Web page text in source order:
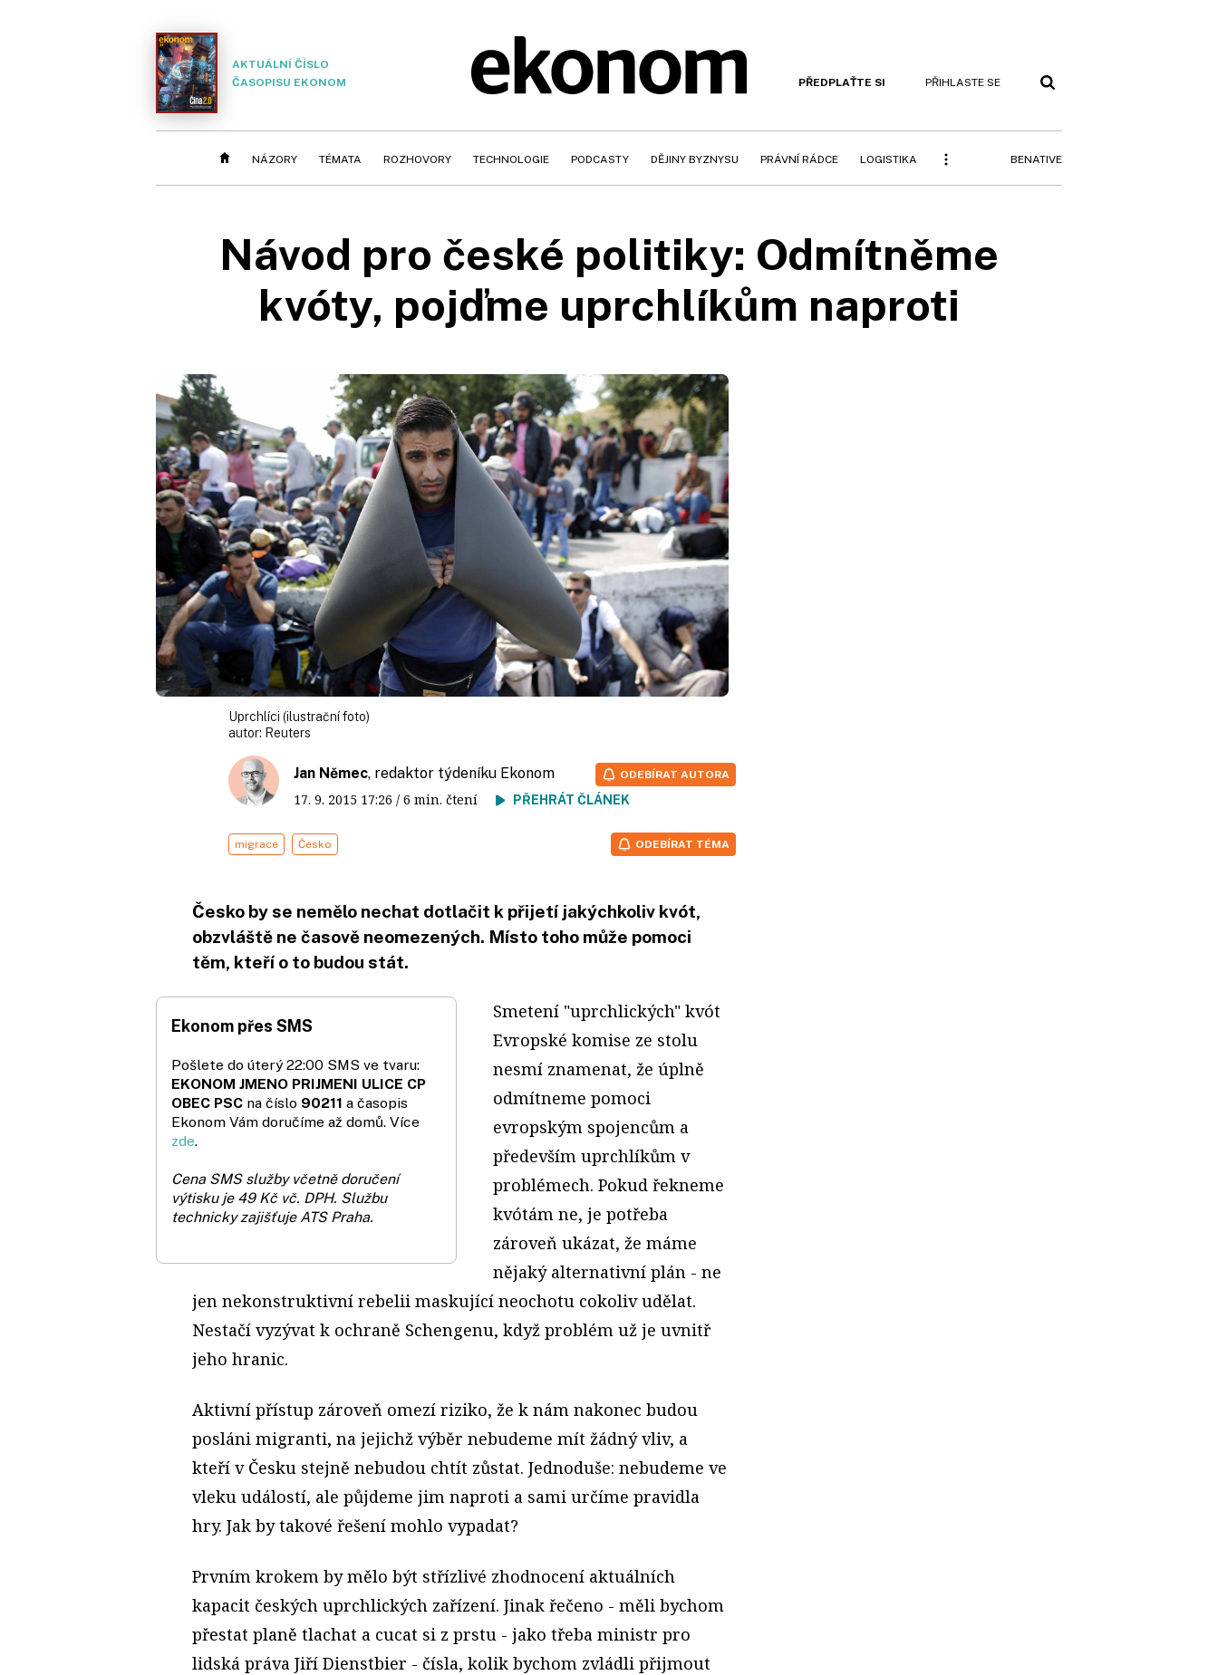
AKTUÁLNÍ ČÍSLO
ČASOPISU EKONOM
PŘEDPLAŤTE SI PŘIHLASTE SE
NÁZORY TÉMATA ROZHOVORY TECHNOLOGIE PODCASTY DĚJINY BYZNYSU PRÁVNÍ RÁDCE LOGISTIKA BENATIVE
Návod pro české politiky: Odmítněme
kvóty, pojďme uprchlíkům naproti
Uprchlíci (ilustrační foto)
autor: Reuters
Jan Němec, redaktor týdeníku Ekonom
17. 9. 2015 17:26 / 6 min. čtení PŘEHRÁT ČLÁNEK
ODEBÍRAT AUTORA
migrace Česko ODEBÍRAT TÉMA
Česko by se nemělo nechat dotlačit k přijetí jakýchkoliv kvót,
obzvláště ne časově neomezených. Místo toho může pomoci
těm, kteří o to budou stát.
Ekonom přes SMS
Pošlete do úterý 22:00 SMS ve tvaru:
EKONOM JMENO PRIJMENI ULICE CP
OBEC PSC na číslo 90211 a časopis
Ekonom Vám doručíme až domů. Více
zde.
Cena SMS služby včetně doručení
výtisku je 49 Kč vč. DPH. Službu
technicky zajišťuje ATS Praha.
Smetení "uprchlických" kvót
Evropské komise ze stolu
nesmí znamenat, že úplně
odmítneme pomoci
evropským spojencům a
především uprchlíkům v
problémech. Pokud řekneme
kvótám ne, je potřeba
zároveň ukázat, že máme
nějaký alternativní plán - ne
jen nekonstruktivní rebelii maskující neochotu cokoliv udělat.
Nestačí vyzývat k ochraně Schengenu, když problém už je uvnitř
jeho hranic.
Aktivní přístup zároveň omezí riziko, že k nám nakonec budou
posláni migranti, na jejichž výběr nebudeme mít žádný vliv, a
kteří v Česku stejně nebudou chtít zůstat. Jednoduše: nebudeme ve
vleku událostí, ale půjdeme jim naproti a sami určíme pravidla
hry. Jak by takové řešení mohlo vypadat?
Prvním krokem by mělo být střízlivé zhodnocení aktuálních
kapacit českých uprchlických zařízení. Jinak řečeno - měli bychom
přestat planě tlachat a cucat si z prstu - jako třeba ministr pro
lidská práva Jiří Dienstbier - čísla, kolik bychom zvládli přijmout